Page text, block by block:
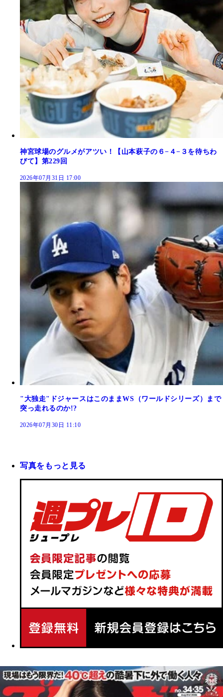
神宮球場のグルメがアツい！【山本萩子の６−４−３を待ちわ
びて】第229回
2026年07月31日 17:00
"大独走"ドジャースはこのままWS（ワールドシリーズ）まで
突っ走れるのか!?
2026年07月30日 11:10
写真をもっと見る